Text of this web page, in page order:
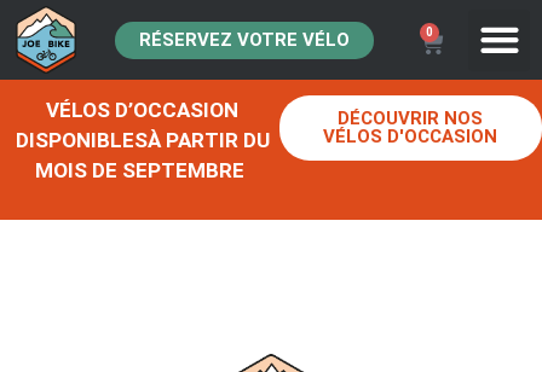
0
RÉSERVEZ VOTRE VÉLO
VÉLOS D’OCCASION
DISPONIBLESÀ PARTIR DU
MOIS DE SEPTEMBRE
DÉCOUVRIR NOS
VÉLOS D'OCCASION